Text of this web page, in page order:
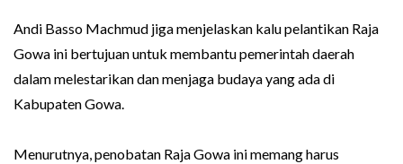
Andi Basso Machmud jiga menjelaskan kalu pelantikan Raja
Gowa ini bertujuan untuk membantu pemerintah daerah
dalam melestarikan dan menjaga budaya yang ada di
Kabupaten Gowa.
Menurutnya, penobatan Raja Gowa ini memang harus